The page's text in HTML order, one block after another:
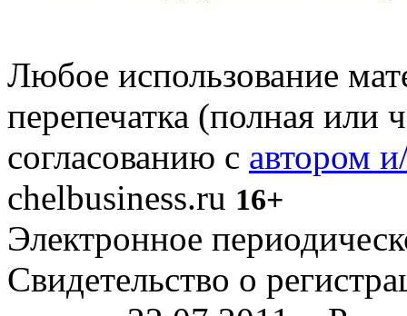
Любое использование
перепечатка (полная или
согласованию с автором
chelbusiness.ru 16+
Электронное
Свидетельство о